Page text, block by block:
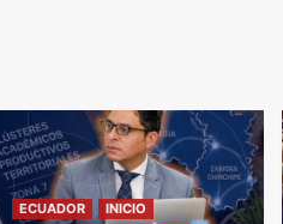
ECUADOR
INICIO